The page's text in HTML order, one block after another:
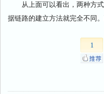
从上面可以看出，两种方式
据链路的建立方法就完全不同
1